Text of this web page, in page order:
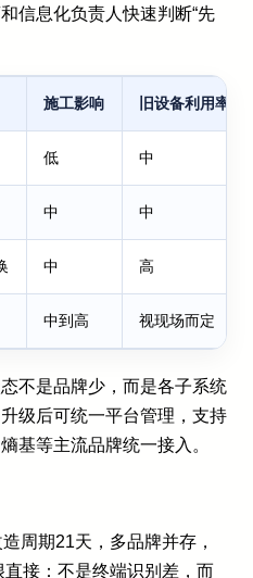
信息化负责人快速判断“先
施工影响 旧设备利用率
低 中
中 中
中 高
中到高 视现场而定
不是品牌少，而是各子系统
级后可统一平台管理，支持
基等主流品牌统一接入。
周期21天，多品牌并存，
接：不是终端识别差，而